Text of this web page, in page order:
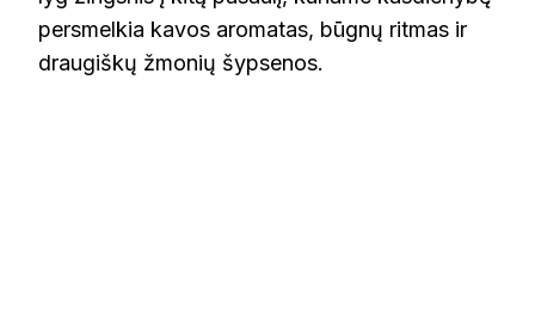
persmelkia kavos aromatas, būgnų ritmas ir
draugiškų žmonių šypsenos.